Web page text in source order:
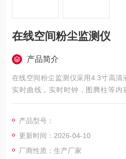
在线空间粉尘监测仪
产品简介
在线空间粉尘监测仪采用4.3寸高清
实时曲线，实时时钟，图腾柱等内
场，用于监测生产过程中空气中的
产品型号：
更新时间：2026-04-10
厂商性质：生产厂家